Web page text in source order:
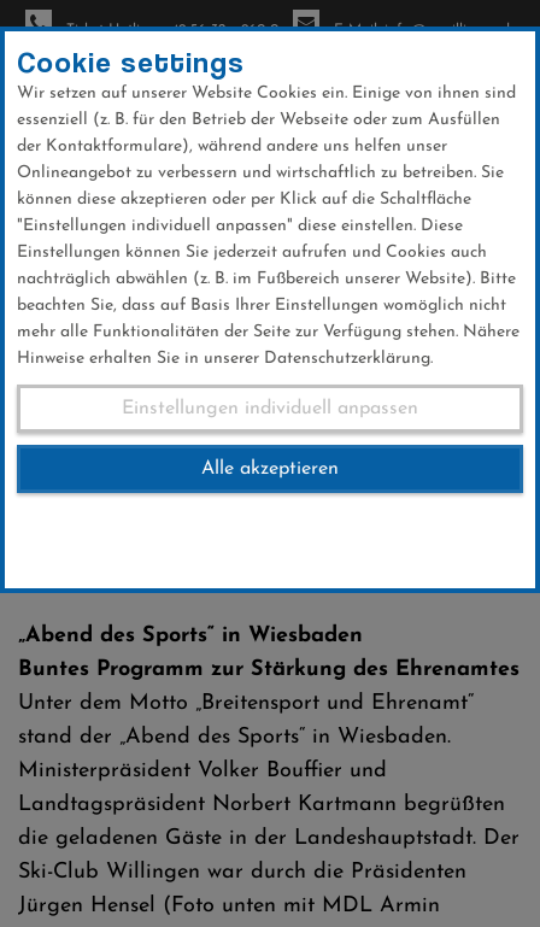
Direkt
zum
Inhalt
Ticket-Hotline: +49 56 32 - 960-0 E-Mail: info@sc-willingen.de
News
Club-News 30.06.2017
30 .Juni 2017
„Abend des Sports“ in Wiesbaden
Buntes Programm zur Stärkung des Ehrenamtes
Unter dem Motto „Breitensport und Ehrenamt“
stand der „Abend des Sports“ in Wiesbaden.
Ministerpräsident Volker Bouffier und
Landtagspräsident Norbert Kartmann begrüßten
die geladenen Gäste in der Landeshauptstadt. Der
Ski-Club Willingen war durch die Präsidenten
Jürgen Hensel (Foto unten mit MDL Armin
Cookie settings
Wir setzen auf unserer Website Cookies ein. Einige von ihnen sind
essenziell (z. B. für den Betrieb der Webseite oder zum Ausfüllen
der Kontaktformulare), während andere uns helfen unser
Onlineangebot zu verbessern und wirtschaftlich zu betreiben. Sie
können diese akzeptieren oder per Klick auf die Schaltfläche
"Einstellungen individuell anpassen" diese einstellen. Diese
Einstellungen können Sie jederzeit aufrufen und Cookies auch
nachträglich abwählen (z. B. im Fußbereich unserer Website). Bitte
beachten Sie, dass auf Basis Ihrer Einstellungen womöglich nicht
mehr alle Funktionalitäten der Seite zur Verfügung stehen. Nähere
Hinweise erhalten Sie in unserer Datenschutzerklärung.
Einstellungen individuell anpassen
Alle akzeptieren